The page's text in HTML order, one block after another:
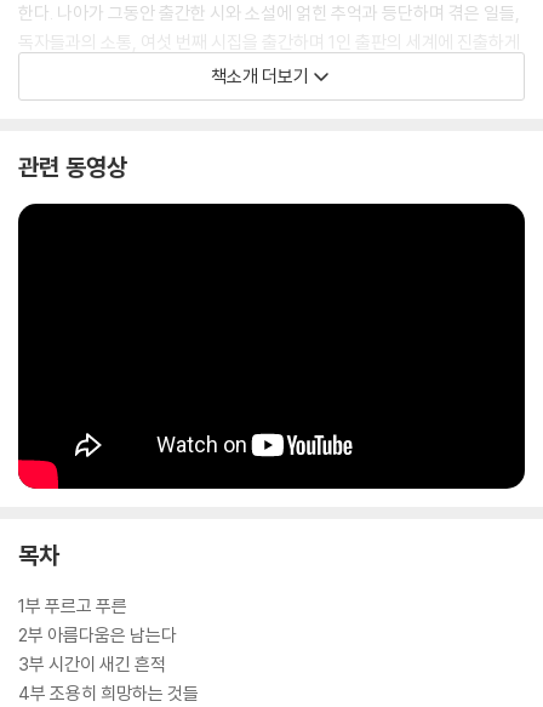
한다. 나아가 그동안 출간한 시와 소설에 얽힌 추억과 등단하며 겪은 일들,
독자들과의 소통, 여섯 번째 시집을 출간하며 1인 출판의 세계에 진출하게
된 현재진행형의 이야기들이 녹아 있어 이 책은 한 시인의 문학적 일대기
이기도 하다.
책소개 더보기
관련 동영상
목차
1부 푸르고 푸른
2부 아름다움은 남는다
3부 시간이 새긴 흔적
4부 조용히 희망하는 것들